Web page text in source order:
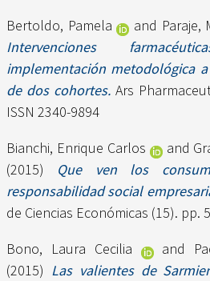
Bertoldo, Pamela
and Paraje,
Intervenciones
implementación metodológica
de dos cohortes.Ars
ISSN 2340-9894
Bianchi, Enrique Carlos
and
(2015) Que ven los
responsabilidad social
de Ciencias Económicas (15). pp.
Bono, Laura Cecilia
and
(2015) Las valientes de